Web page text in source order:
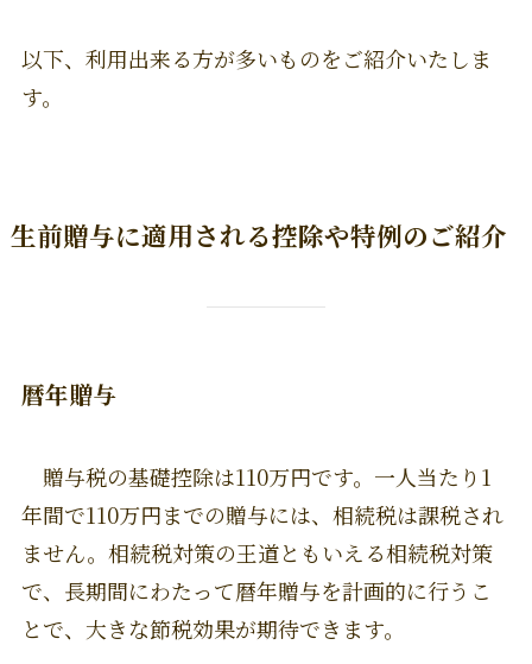
以下、利用出来る方が多いものをご紹介いたしま
す。
生前贈与に適用される控除や特例のご紹介
暦年贈与
贈与税の基礎控除は110万円です。一人当たり1
年間で110万円までの贈与には、相続税は課税され
ません。相続税対策の王道ともいえる相続税対策
で、長期間にわたって暦年贈与を計画的に行うこ
とで、大きな節税効果が期待できます。